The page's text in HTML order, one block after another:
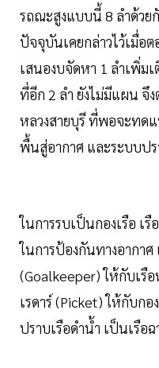
รถณะสูงแบบนี้ 8 ลำด้วย
ปัจจุบันเคยกล่าวไว้เมื่อ
เสนองบจัดหา 1 ลำเพิ่ม
ที่อีก 2 ลำ ยังไม่มีแผน จึง
หลวงสายบุรี ที่พอจะทด
พื้นสู่อากาศ และระบบป
ในการรบเป็นกองเรือ เ
ในการป้องกันทางอากา
(Goalkeeper) ให้กับเรื
เรดาร์ (Picket) ให้กับก
ปราบเรือดำน้ำ เป็นเรือ